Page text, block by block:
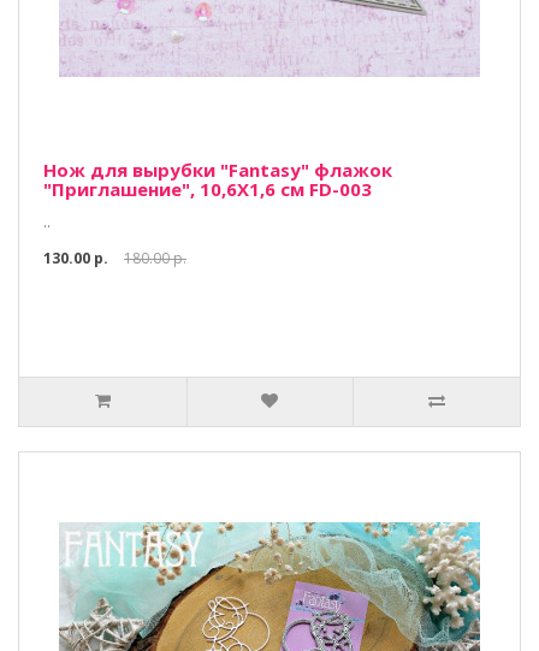
Нож для вырубки "Fantasy" флажок
"Приглашение", 10,6Х1,6 см FD-003
..
130.00 р.
180.00 р.